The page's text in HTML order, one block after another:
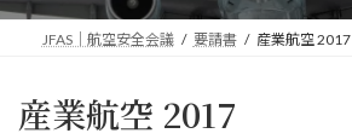
ッ
移
JFAS｜航空安全会議 要請書 産業航空 2017
産業航空 2017